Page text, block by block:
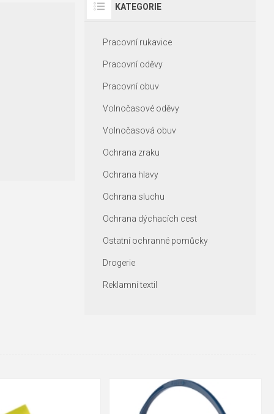
KATEGORIE
Pracovní rukavice
Pracovní oděvy
Pracovní obuv
Volnočasové oděvy
Volnočasová obuv
Ochrana zraku
Ochrana hlavy
Ochrana sluchu
Ochrana dýchacích cest
Ostatní ochranné pomůcky
Drogerie
Reklamní textil